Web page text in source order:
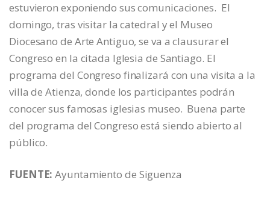
estuvieron exponiendo sus comunicaciones. El
domingo, tras visitar la catedral y el Museo
Diocesano de Arte Antiguo, se va a clausurar el
Congreso en la citada Iglesia de Santiago. El
programa del Congreso finalizará con una visita a la
villa de Atienza, donde los participantes podrán
conocer sus famosas iglesias museo. Buena parte
del programa del Congreso está siendo abierto al
público.
FUENTE: Ayuntamiento de Siguenza